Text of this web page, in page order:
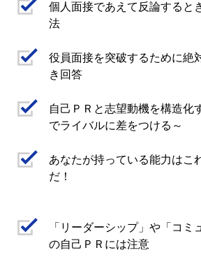
個人面接であえて反論すると
法
役員面接を突破するために絶
き回答
自己ＰＲと志望動機を構造
でライバルに差をつける～
あなたが持っている能力はこ
だ
「リーダーシップ」や「コミ
の自己ＰＲには注意